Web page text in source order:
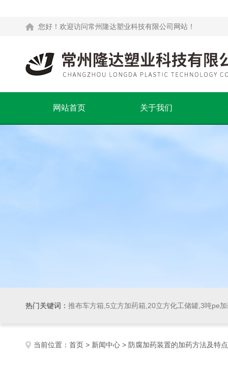
您好！欢迎访问常州隆达塑业科技有限公司网站！
网站首页 关于我们
热门关键词： 推布车方箱,5立方加药箱,20立方化工储罐,3吨pe
当前位置： 首页 > 新闻中心 > 防腐加药装置的加药方法及特